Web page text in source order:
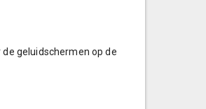
geluidschermen op de